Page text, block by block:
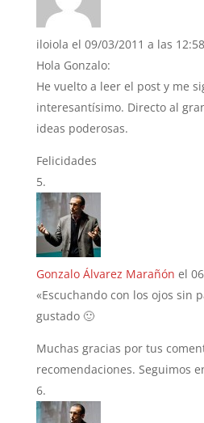
iloiola el 09/03/2011 a las 12:58
Hola Gonzalo:
He vuelto a leer el post y me
interesantísimo. Directo al
ideas poderosas.
Felicidades
Gonzalo Álvarez Marañón el
«Escuchando con los ojos sin
gustado 🙂
Muchas gracias por tus
recomendaciones. Seguimos